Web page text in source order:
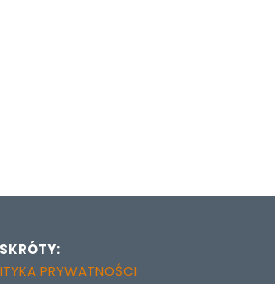
PRYWATNOŚCI